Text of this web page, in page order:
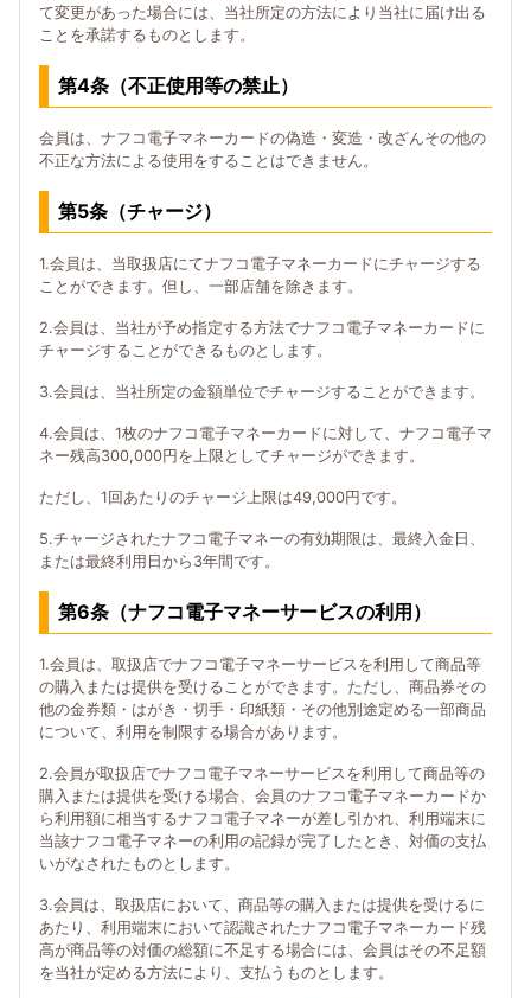
て変更があった場合には、当社所定の方法により当社に届け出る
ことを承諾するものとします。
第4条（不正使用等の禁止）
会員は、ナフコ電子マネーカードの偽造・変造・改ざんその他の
不正な方法による使用をすることはできません。
第5条（チャージ）
1.会員は、当取扱店にてナフコ電子マネーカードにチャージする
ことができます。但し、一部店舗を除きます。
2.会員は、当社が予め指定する方法でナフコ電子マネーカードに
チャージすることができるものとします。
3.会員は、当社所定の金額単位でチャージすることができます。
4.会員は、1枚のナフコ電子マネーカードに対して、ナフコ電子マ
ネー残高300,000円を上限としてチャージができます。
ただし、1回あたりのチャージ上限は49,000円です。
5.チャージされたナフコ電子マネーの有効期限は、最終入金日、
または最終利用日から3年間です。
第6条（ナフコ電子マネーサービスの利用）
1.会員は、取扱店でナフコ電子マネーサービスを利用して商品等
の購入または提供を受けることができます。ただし、商品券その
他の金券類・はがき・切手・印紙類・その他別途定める一部商品
について、利用を制限する場合があります。
2.会員が取扱店でナフコ電子マネーサービスを利用して商品等の
購入または提供を受ける場合、会員のナフコ電子マネーカードか
ら利用額に相当するナフコ電子マネーが差し引かれ、利用端末に
当該ナフコ電子マネーの利用の記録が完了したとき、対価の支払
いがなされたものとします。
3.会員は、取扱店において、商品等の購入または提供を受けるに
あたり、利用端末において認識されたナフコ電子マネーカード残
高が商品等の対価の総額に不足する場合には、会員はその不足額
を当社が定める方法により、支払うものとします。